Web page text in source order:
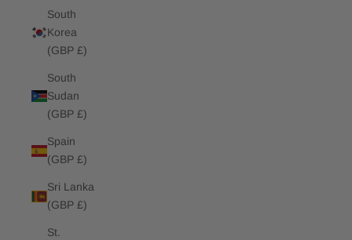
South
Korea
(GBP £)
South
Sudan
(GBP £)
Spain
(GBP £)
Sri Lanka
(GBP £)
St.